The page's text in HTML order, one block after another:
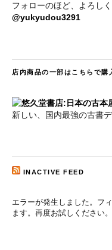
フォローのほど、よろし
@yukyudou3291
店内商品の一部はこちらで購
新しい、国内最強の古書
INACTIVE FEED
エラーが発生しました。フ
ます。再度お試しください。